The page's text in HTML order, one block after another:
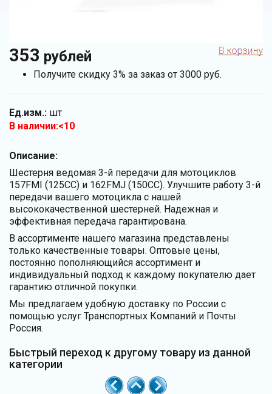
353 рублей
Получите скидку 3% за заказ от 3000 руб.
Ед.изм.: шт
В наличии:<10
Описание:
Шестерня ведомая 3-й передачи для мотоциклов
157FMI (125CC) и 162FMJ (150CC). Улучшите работу 3-й
передачи вашего мотоцикла с нашей
высококачественной шестерней. Надежная и
эффективная передача гарантирована.
В ассортименте нашего магазина представлены
только качественные товары. Оптовые цены,
постоянно пополняющийся ассортимент и
индивидуальный подход к каждому покупателю дает
гарантию отличной покупки.
Мы предлагаем удобную доставку по России с
помощью услуг Транспортных Компаний и Почты
Россия.
Быстрый переход к другому товару из данной
категории